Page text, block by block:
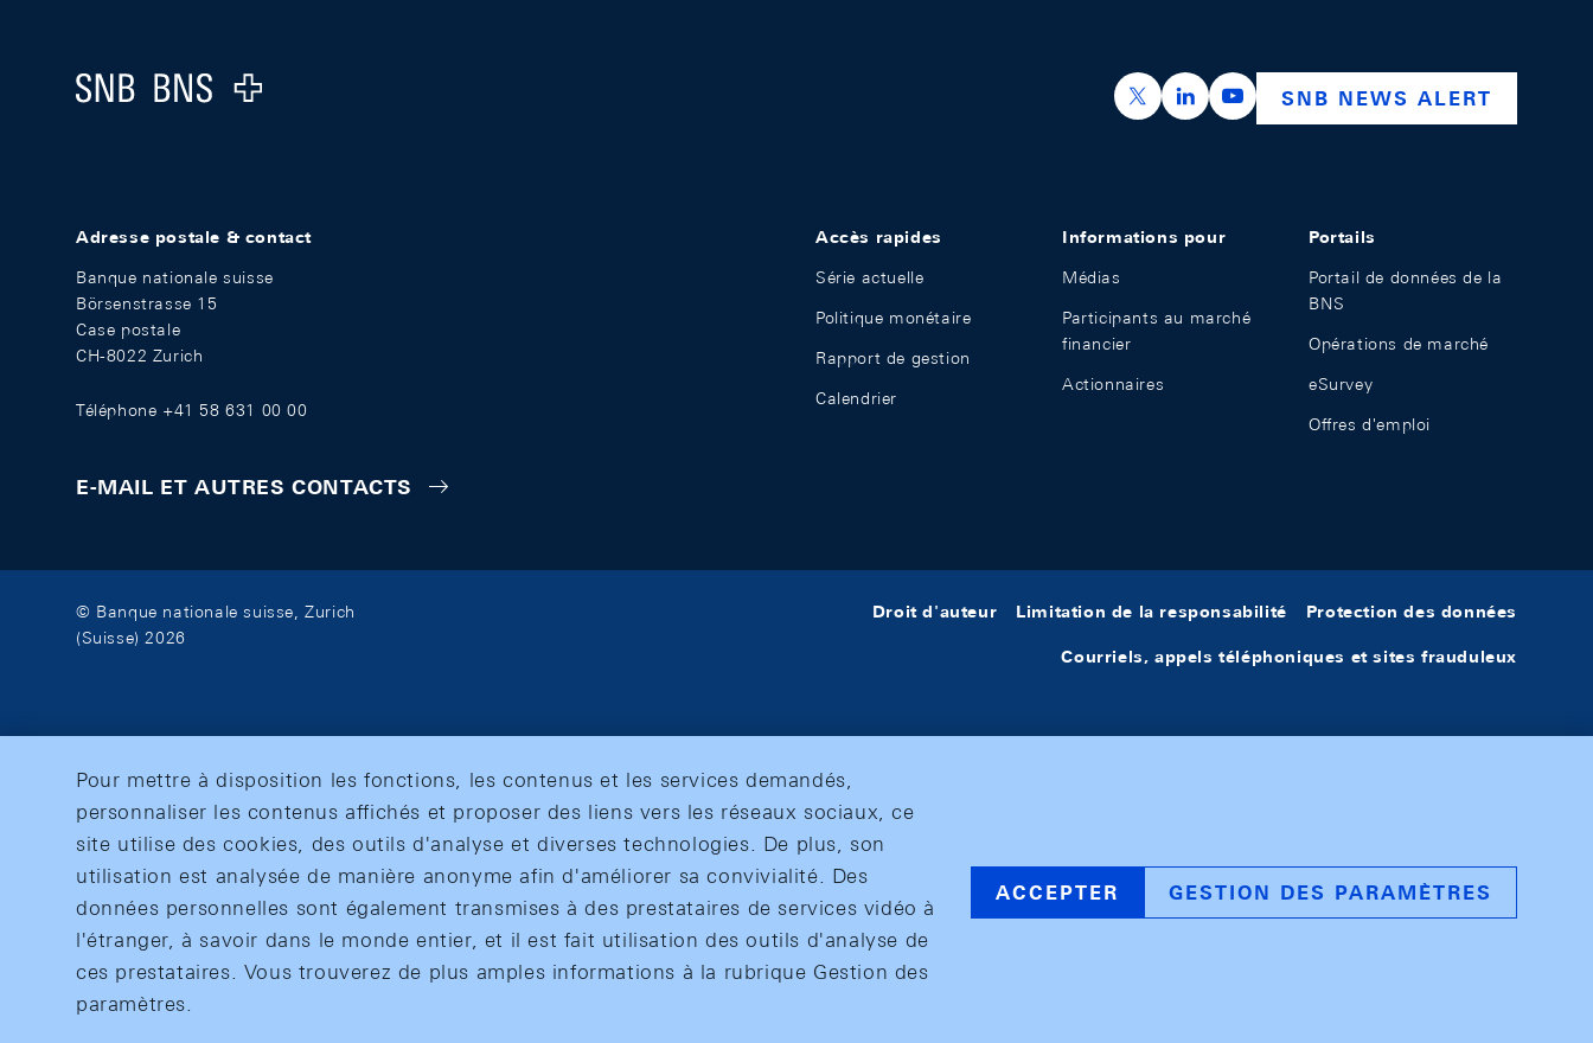
Logo
https://x.com/snb_bns
https://ch.linkedin.com/company/swiss-
https://www.youtube.com/
SNB NEWS ALERT
Adresse postale & contact
Banque nationale suisse
Börsenstrasse 15
Case postale
CH-8022 Zurich
Téléphone +41 58 631 00 00
E-MAIL ET AUTRES CONTACTS
Accès rapides
Série actuelle
Politique monétaire
Rapport de gestion
Calendrier
Informations pour
Médias
Participants au marché
financier
Actionnaires
Portails
Portail de données de la
BNS
Opérations de marché
eSurvey
Offres d'emploi
© Banque nationale suisse, Zurich
(Suisse) 2026
Droit d'auteur Limitation de la responsabilité Protection des données
Courriels, appels téléphoniques et sites frauduleux
Pour mettre à disposition les fonctions, les contenus et les services demandés,
personnaliser les contenus affichés et proposer des liens vers les réseaux sociaux, ce
site utilise des cookies, des outils d'analyse et diverses technologies. De plus, son
utilisation est analysée de manière anonyme afin d'améliorer sa convivialité. Des
données personnelles sont également transmises à des prestataires de services vidéo à
l'étranger, à savoir dans le monde entier, et il est fait utilisation des outils d'analyse de
ces prestataires. Vous trouverez de plus amples informations à la rubrique Gestion des
paramètres.
ACCEPTER GESTION DES PARAMÈTRES